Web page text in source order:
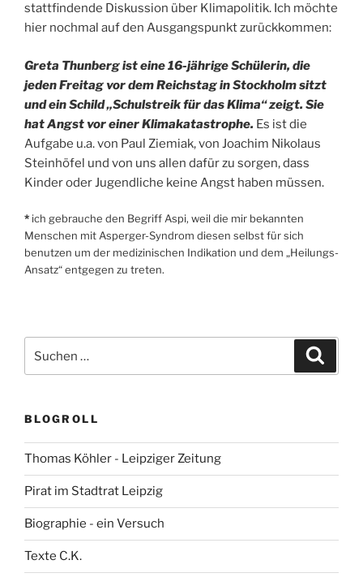
stattfindende Diskussion über Klimapolitik. Ich möchte
hier nochmal auf den Ausgangspunkt zurückkommen:
Greta Thunberg ist eine 16-jährige Schülerin, die
jeden Freitag vor dem Reichstag in Stockholm sitzt
und ein Schild „Schulstreik für das Klima“ zeigt. Sie
hat Angst vor einer Klimakatastrophe. Es ist die
Aufgabe u.a. von Paul Ziemiak, von Joachim Nikolaus
Steinhöfel und von uns allen dafür zu sorgen, dass
Kinder oder Jugendliche keine Angst haben müssen.
* ich gebrauche den Begriff Aspi, weil die mir bekannten
Menschen mit Asperger-Syndrom diesen selbst für sich
benutzen um der medizinischen Indikation und dem „Heilungs-
Ansatz“ entgegen zu treten.
nach:
BLOGROLL
Thomas Köhler - Leipziger Zeitung
Pirat im Stadtrat Leipzig
Biographie - ein Versuch
Texte C.K.